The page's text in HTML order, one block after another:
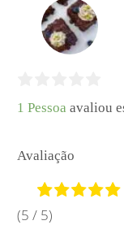
1 Pessoa avaliou
Avaliação
(5 / 5)